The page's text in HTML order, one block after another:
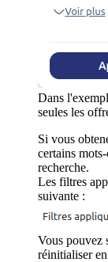
Dans
seules les
Si vous
certains
recherche.
Les filtres
suivante :
Vous pouvez
réinitialiser